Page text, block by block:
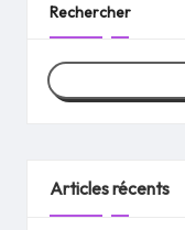
Rechercher
Articles récents